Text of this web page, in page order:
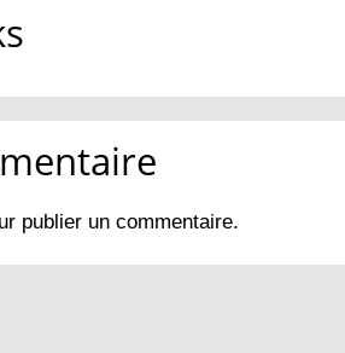
publier un commentaire.